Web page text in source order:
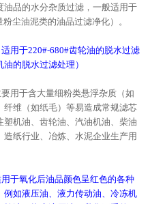
品的水分杂质过滤，一般适用于
尘油泥类的油品过滤净化）。
用于220#-680#齿轮油的脱水过滤
的脱水过滤处理）
用于含大量细粉类悬浮杂质（如
维（如纸毛）等易造成常规滤芯
机油、齿轮油、汽油机油、柴油
纸行业、冶炼、水泥企业生产用
于氧化后油品颜色呈红色的各种
如液压油、液力传动油、冷冻机